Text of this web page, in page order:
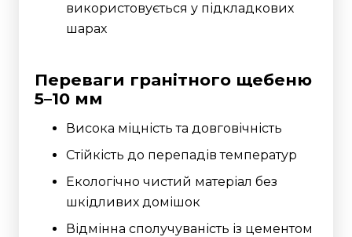
використовується у підкладкових
шарах
Переваги гранітного щебеню
5–10 мм
Висока міцність та довговічність
Стійкість до перепадів температур
Екологічно чистий матеріал без
шкідливих домішок
Відмінна сполучуваність із цементом